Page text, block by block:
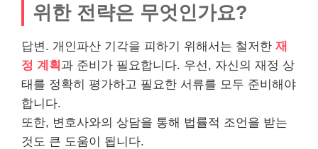
위한 전략은 무엇인가요?
답변. 개인파산 기각을 피하기 위해서는 철저한 재
정 계획 과 준비가 필요합니다. 우선, 자신의 재정 상
태를 정확히 평가하고 필요한 서류를 모두 준비해야
합니다.
또한, 변호사와의 상담을 통해 법률적 조언을 받는
것도 큰 도움이 됩니다.